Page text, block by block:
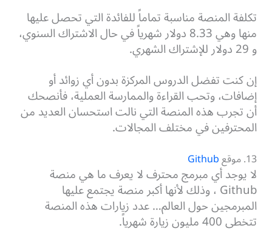
تكلفة المنصة مناسبة تماماً للفائدة التي تحصل عليها
منها وهي 8.33 دولار شهرياً في حال الاشتراك السنوي،
و 29 دولار للإشتراك الشهري.
إن كنت تفضل الدروس المركزة بدون أي زوائد أو
إضافات، وتحب القراءة والممارسة العملية، فأنصحك
أن تجرب هذه المنصة التي نالت استحسان العديد من
المحترفين في مختلف المجالات.
13. موقع Github
لا يوجد أي مبرمج محترف لا يعرف ما هي منصة
Github ، وذلك لأنها أكبر منصة يجتمع عليها
المبرمجين حول العالم… عدد زيارات هذه المنصة
تتخطى 400 مليون زيارة شهرياً.